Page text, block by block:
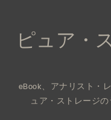
ピュア・
eBook、アナリスト・
ュア・ストレージ